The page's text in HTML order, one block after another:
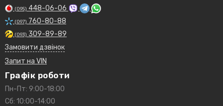
(095) 448-06-06
(097) 760-80-88
(093) 309-89-89
Замовити дзвінок
Запит на VIN
Графік роботи
Пн-Пт: 9:00-18:00
Сб: 10:00-14:00